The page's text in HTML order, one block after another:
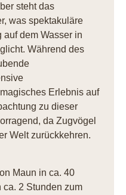
steht das
was spektakuläre
auf dem Wasser in
Während des
Erlebnis auf
zu dieser
da Zugvögel
Welt zurückkehren.
Maun in ca. 40
ca. 2 Stunden zum